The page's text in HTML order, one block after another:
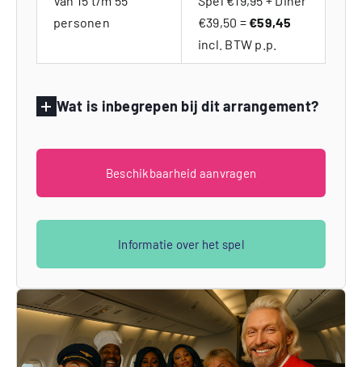
personen
€39,50 =€59,45
incl. BTW p.p.
Wat is inbegrepen bij dit arrangement?
Beschikbaarheid aanvragen
Informatie over het spel